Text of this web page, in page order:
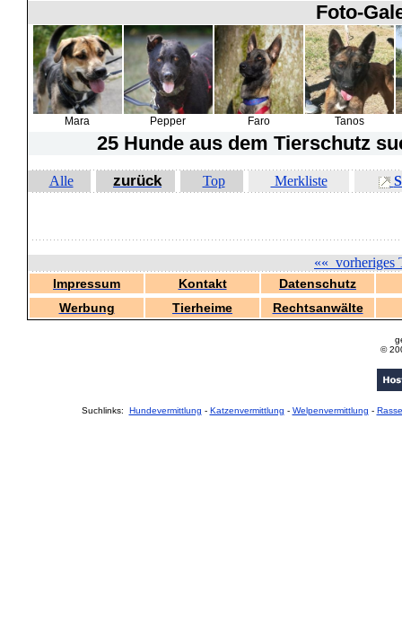
Foto-
Mara Pepper Faro Tanos
25 Hunde aus dem Tierschutz
Alle zurück Top Merkliste
«« vorheriges
Impressum Kontakt
Datenschutz
Werbung
Tierheime Rechtsanwälte
©
Suchlinks: Hundevermittlung - Katzenvermittlung - Welpenvermittlung -